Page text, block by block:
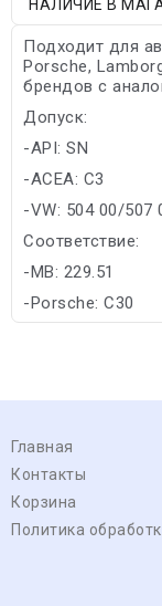
НАЛИЧИЕ В
Подходит для
Porsche,
брендов с
Допуск:
-API: SN
-ACEA: C3
-VW: 504 00/507
Соответствие:
-MB: 229.51
-Porsche: C30
Главная
Контакты
Корзина
Политика